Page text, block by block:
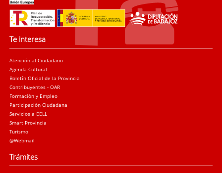
Te interesa
Atención al Ciudadano
Agenda Cultural
Boletín Oficial de la Provincia
Contribuyentes - OAR
Formación y Empleo
Participación Ciudadana
Servicios a EELL
Smart Provincia
Turismo
@Webmail
Trámites